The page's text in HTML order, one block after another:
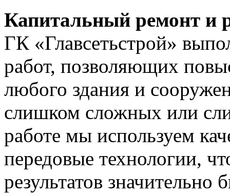
Капитальный ремонт и
ГК «Главсетьстрой»
работ, позволяющих
любого здания и
слишком сложных или
работе мы используем
передовые технологии,
результатов значительно